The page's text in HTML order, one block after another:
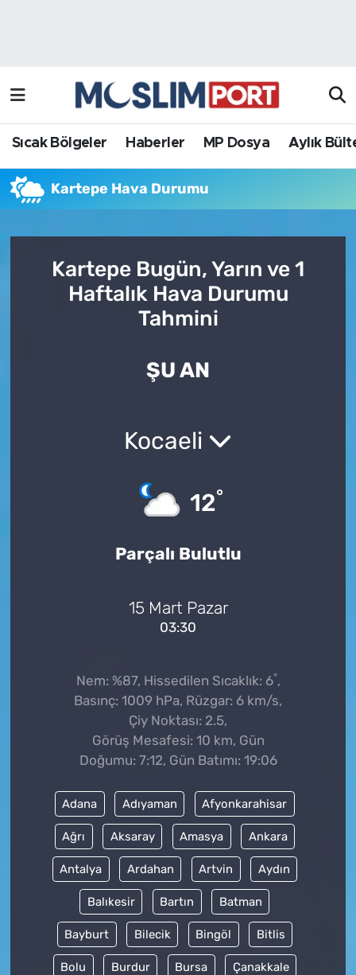
Sıcak Bölgeler Haberler MP Dosya Aylık
Kartepe Hava Durumu
Kartepe Bugün, Yarın ve 1
Haftalık Hava Durumu
Tahmini
ŞU AN
Kocaeli
12°
Parçalı Bulutlu
15 Mart Pazar
03:30
Nem: %87, Hissedilen Sıcaklık: 6°,
Basınç: 1009 hPa, Rüzgar: 6 km/s,
Çiy Noktası: 2.5,
Görüş Mesafesi: 10 km, Gün
Doğumu: 7:12, Gün Batımı: 19:06
Adana Adıyaman Afyonkarahisar
Ağrı Aksaray Amasya Ankara
Antalya Ardahan Artvin Aydın
Balıkesir Bartın Batman
Bayburt Bilecik Bingöl Bitlis
Bolu Burdur Bursa Çanakkale
Haberler
MP Dosya
Röportaj Haber
Aylık Bülten